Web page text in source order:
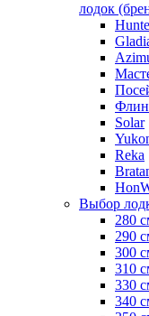
лодок
Solar
Reka
Выбор
280
290
300
310
330
340